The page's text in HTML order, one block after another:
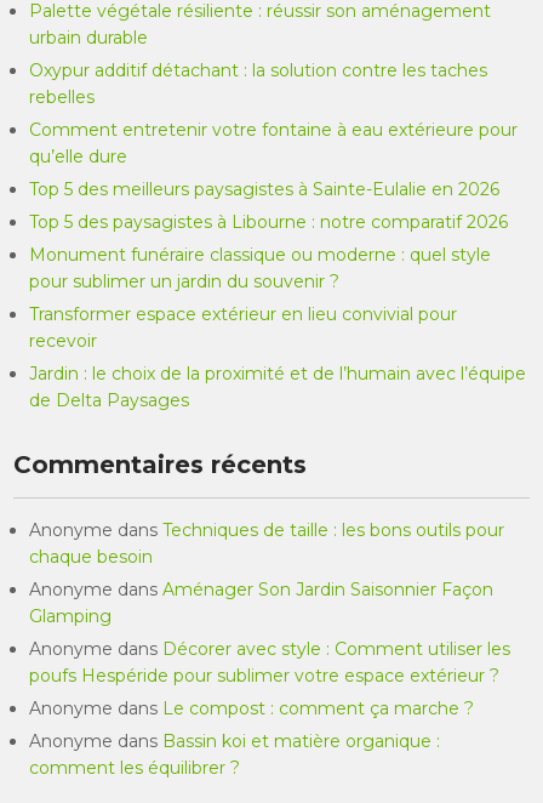
Palette végétale résiliente : réussir son aménagement
urbain durable
Oxypur additif détachant : la solution contre les taches
rebelles
Comment entretenir votre fontaine à eau extérieure pour
qu’elle dure
Top 5 des meilleurs paysagistes à Sainte-Eulalie en 2026
Top 5 des paysagistes à Libourne : notre comparatif 2026
Monument funéraire classique ou moderne : quel style
pour sublimer un jardin du souvenir ?
Transformer espace extérieur en lieu convivial pour
recevoir
Jardin : le choix de la proximité et de l’humain avec l’équipe
de Delta Paysages
Commentaires récents
Anonyme dansTechniques de taille : les bons outils pour
chaque besoin
Anonyme dansAménager Son Jardin Saisonnier Façon
Glamping
Anonyme dans Décorer avec style : Comment utiliser les
poufs Hespéride pour sublimer votre espace extérieur ?
Anonyme dans Le compost : comment ça marche ?
Anonyme dans Bassin koi et matière organique :
comment les équilibrer ?